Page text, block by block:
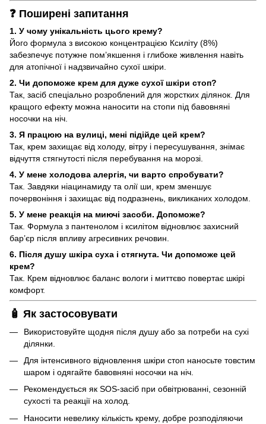
❓ Поширені запитання
1. У чому унікальність цього крему?
Його формула з високою концентрацією Ксиліту (8%)
забезпечує потужне пом’якшення і глибоке живлення навіть
для атопічної і надзвичайно сухої шкіри.
2. Чи допоможе крем для дуже сухої шкіри стоп?
Так, засіб спеціально розроблений для жорстких ділянок. Для
кращого ефекту можна наносити на стопи під бавовняні
носочки на ніч.
3. Я працюю на вулиці, мені підійде цей крем?
Так, крем захищає від холоду, вітру і пересушування, знімає
відчуття стягнутості після перебування на морозі.
4. У мене холодова алергія, чи варто спробувати?
Так. Завдяки ніацинамиду та олії ши, крем зменшує
почервоніння і захищає від подразнень, викликаних холодом.
5. У мене реакція на миючі засоби. Допоможе?
Так. Формула з пантенолом і ксилітом відновлює захисний
бар’єр після впливу агресивних речовин.
6. Після душу шкіра суха і стягнута. Чи допоможе цей
крем?
Так. Крем відновлює баланс вологи і миттєво повертає шкірі
комфорт.
🧴 Як застосовувати
Використовуйте щодня після душу або за потреби на сухі
ділянки.
Для інтенсивного відновлення шкіри стоп наносьте товстим
шаром і одягайте бавовняні носочки на ніч.
Рекомендується як SOS-засіб при обвітрюванні, сезонній
сухості та реакції на холод.
Наносити невелику кількість крему, добре розподіляючи